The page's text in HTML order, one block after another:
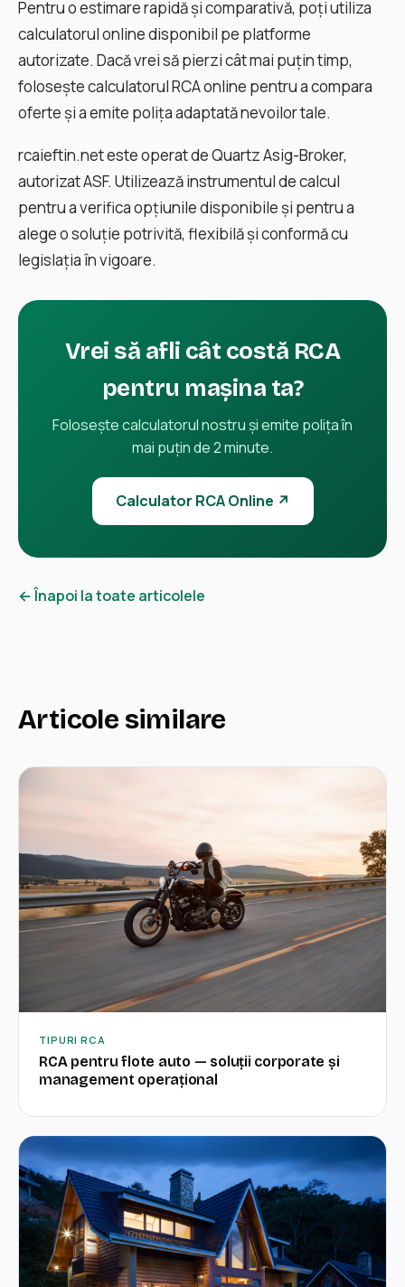
Pentru o estimare rapidă și comparativă, poți utiliza
calculatorul online disponibil pe platforme
autorizate. Dacă vrei să pierzi cât mai puţin timp,
folosește calculatorul RCA online pentru a compara
oferte și a emite polița adaptată nevoilor tale.
rcaieftin.net este operat de Quartz Asig-Broker,
autorizat ASF. Utilizează instrumentul de calcul
pentru a verifica opțiunile disponibile și pentru a
alege o soluție potrivită, flexibilă și conformă cu
legislația în vigoare.
Vrei să afli cât costă RCA
pentru mașina ta?
Folosește calculatorul nostru și emite polița în
mai puțin de 2 minute.
Calculator RCA Online ↗
← Înapoi la toate articolele
Articole similare
TIPURI RCA
RCA pentru flote auto — soluții corporate și
management operațional